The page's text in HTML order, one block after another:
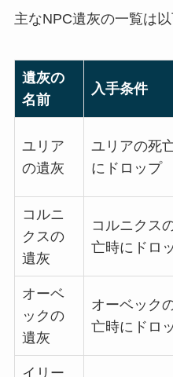
主なNPC遺灰の一覧は以
遺灰の
名前
入手条件
ユリア
の遺灰
ユリアの死
にドロップ
コルニ
クスの
遺灰
コルニクス
亡時にドロ
オーベ
ックの
遺灰
オーベック
亡時にドロ
イリー